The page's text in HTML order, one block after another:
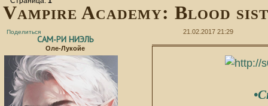
Vampire Academy: Blood
Поделиться 21.02.2017 21:29
САМ-РИ НИЭЛЬ
Оле-Лукойе